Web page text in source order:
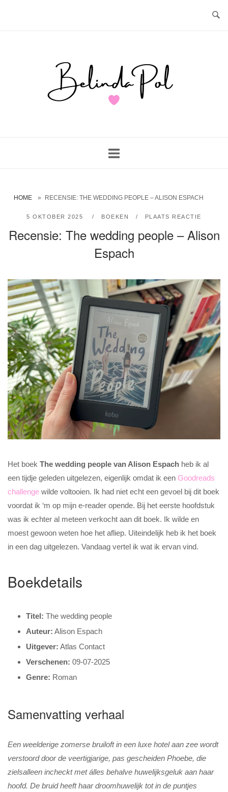
HOME » RECENSIE: THE WEDDING PEOPLE – ALISON ESPACH
5 OKTOBER 2025 BOEKEN PLAATS REACTIE
Recensie: The wedding people – Alison
Espach
Het boek The wedding people van Alison Espach heb ik al
een tijdje geleden uitgelezen, eigenlijk omdat ik een Goodreads
challenge wilde voltooien. Ik had niet echt een gevoel bij dit boek
voordat ik ‘m op mijn e-reader opende. Bij het eerste hoofdstuk
was ik echter al meteen verkocht aan dit boek. Ik wilde en
moest gewoon weten hoe het afliep. Uiteindelijk heb ik het boek
in een dag uitgelezen. Vandaag vertel ik wat ik ervan vind.
Boekdetails
Titel: The wedding people
Auteur: Alison Espach
Uitgever: Atlas Contact
Verschenen: 09-07-2025
Genre: Roman
Samenvatting verhaal
Een weelderige zomerse bruiloft in een luxe hotel aan zee wordt
verstoord door de veertigjarige, pas gescheiden Phoebe, die
zielsalleen incheckt met álles behalve huwelijksgeluk aan haar
hoofd. De bruid heeft haar droomhuwelijk tot in de puntjes